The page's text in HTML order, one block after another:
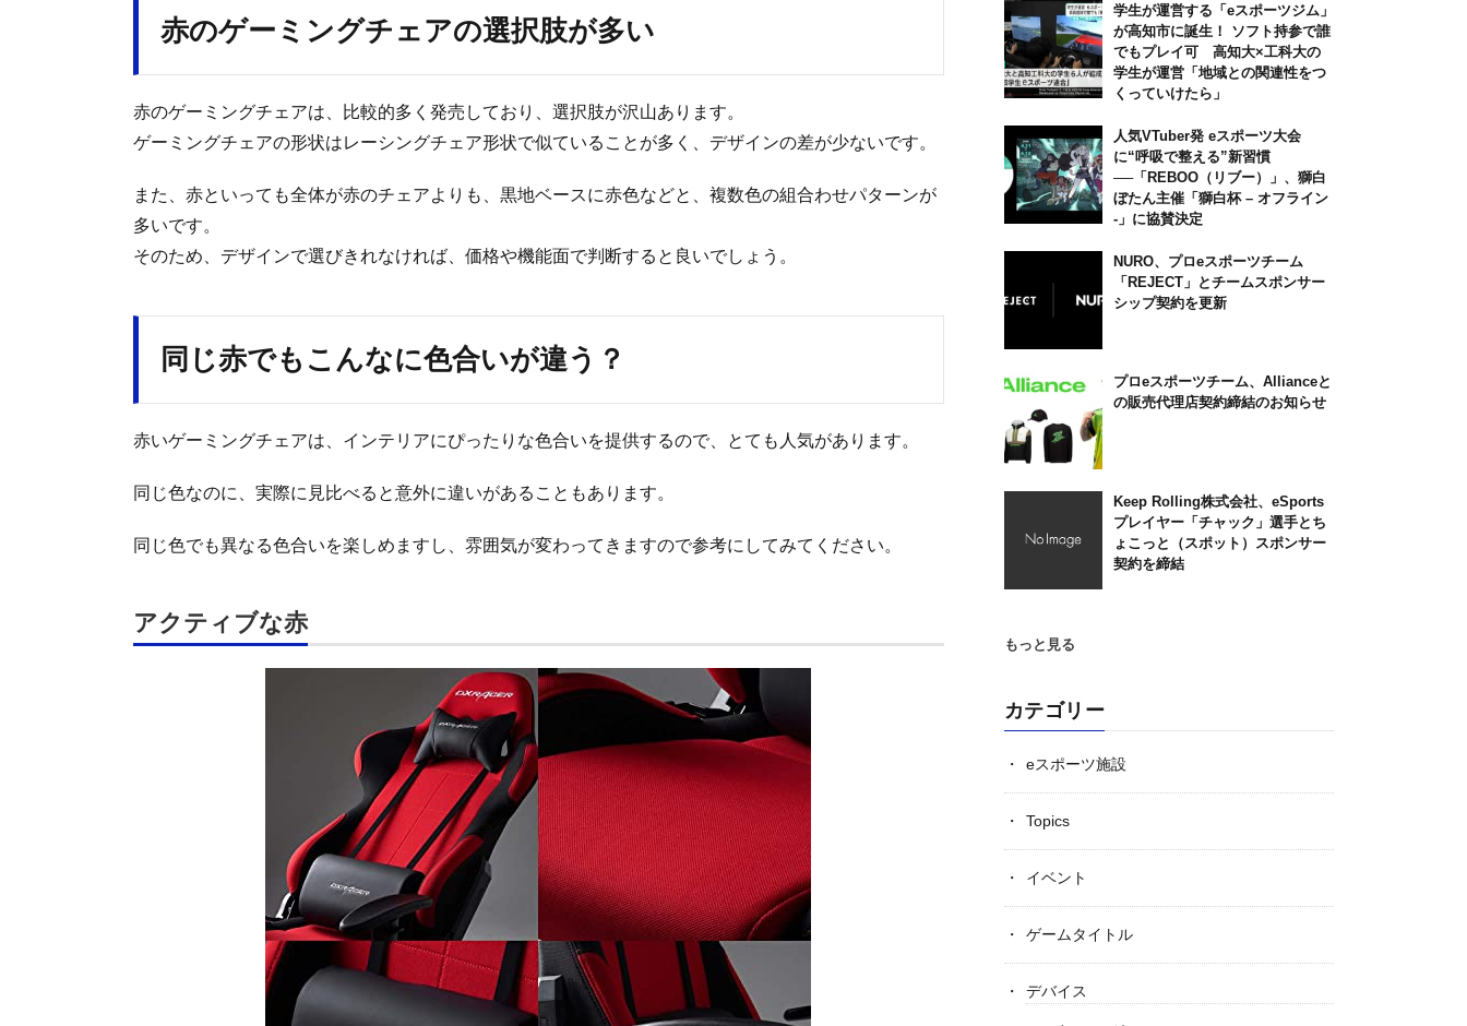
赤のゲーミングチェアの選択肢が多い
赤のゲーミングチェアは、比較的多く発売しており、選択肢が沢山あります。
ゲーミングチェアの形状はレーシングチェア形状で似ていることが多く、デザインの差が少ないです。
また、赤といっても全体が赤のチェアよりも、黒地ベースに赤色などと、複数色の組合わせパターンが
多いです。
そのため、デザインで選びきれなければ、価格や機能面で判断すると良いでしょう。
同じ赤でもこんなに色合いが違う？
赤いゲーミングチェアは、インテリアにぴったりな色合いを提供するので、とても人気があります。
同じ色なのに、実際に見比べると意外に違いがあることもあります。
同じ色でも異なる色合いを楽しめますし、雰囲気が変わってきますので参考にしてみてください。
アクティブな赤
学生が運営する「eスポーツジム」
が高知市に誕生！ ソフト持参で誰
でもプレイ可 高知大×工科大の
学生が運営「地域との関連性をつ
くっていけたら」
人気VTuber発 eスポーツ大会
に“呼吸で整える”新習慣
──「REBOO（リブー）」、獅白
ぼたん主催「獅白杯 – オフライン
-」に協賛決定
NURO、プロeスポーツチーム
「REJECT」とチームスポンサー
シップ契約を更新
プロeスポーツチーム、Allianceと
の販売代理店契約締結のお知らせ
Keep Rolling株式会社、eSports
プレイヤー「チャック」選手とち
ょこっと（スポット）スポンサー
契約を締結
もっと見る
カテゴリー
eスポーツ施設
Topics
イベント
ゲームタイトル
デバイス